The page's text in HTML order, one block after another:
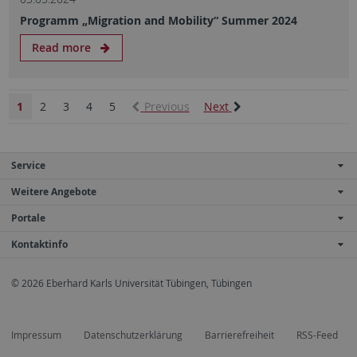
Programm „Migration and Mobility“ Summer 2024
Read more
Previous
1 2 3 4 5 Next
Service
Weitere Angebote
Portale
Kontaktinfo
© 2026 Eberhard Karls Universität Tübingen, Tübingen
Impressum Datenschutzerklärung Barrierefreiheit RSS-Feed